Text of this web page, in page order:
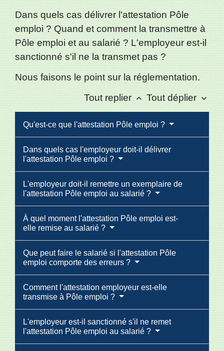
Dans quels cas délivrer l'attestation Pôle
emploi ? Quand et comment la transmettre à
Pôle emploi et au salarié ? L'employeur est-il
sanctionné s'il ne la transmet pas ?
Nous faisons le point sur la réglementation.
Tout replier keyboard_arrow_up Tout déplier keyboard_arrow_down
Qu'est-ce que l'attestation Pôle emploi ?
Dans quels cas l'employeur doit-il délivrer
l'attestation Pôle emploi ?
L'employeur doit-il remettre un exemplaire de
l'attestation Pôle emploi au salarié ?
À quel moment l'attestation Pôle emploi est-
elle remise au salarié ?
Que peut faire le salarié si l'attestation Pôle
emploi comporte des erreurs ?
Comment l'attestation employeur est-elle
transmise à Pôle emploi ?
L'employeur est-il sanctionné s'il ne remet
l'attestation Pôle emploi au salarié ?